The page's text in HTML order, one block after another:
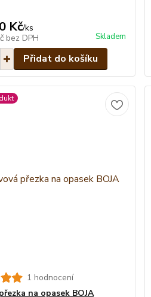
Kč/ks
bez DPH Skladem
Přidat do košíku
1 hodnocení
na opasek BOJA